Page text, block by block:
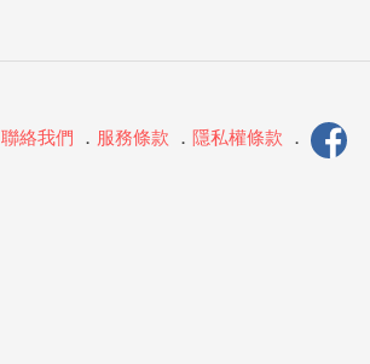
聯絡我們 ． 服務條款 ． 隱私權條款 ．